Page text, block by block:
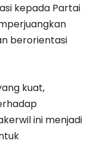
kepada Partai
berorientasi
kuat,
ini menjadi